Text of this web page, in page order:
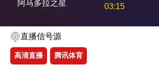
阿马多拉之星
03:15
直播信号源
高清直播 腾讯体育